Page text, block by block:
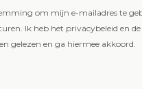
Stel een vraag
klantenservice voor
om mijn e-mailadres te
Ik heb het privacybeleid en
gelezen en ga hiermee akkoord.